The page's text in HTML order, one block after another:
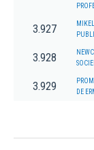
3.927
3.928
3.929
DE